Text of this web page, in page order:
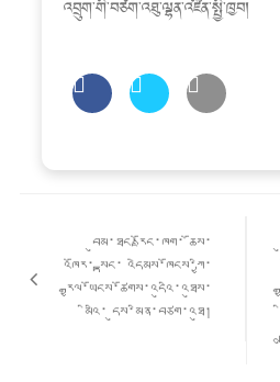
འགྲུལ་
ལམ།
བུམ་ཐང་རྫོང་ཁག་ ཆོས་
འཁོར་-སྟང་ འདེམས་ཁོངས་ཀྱི་
རྒྱལ་ཡོངས་ཚོགས་འདུའི་འཐུས་
མིའི་ དུས་མིན་བཙག་འཐུ།